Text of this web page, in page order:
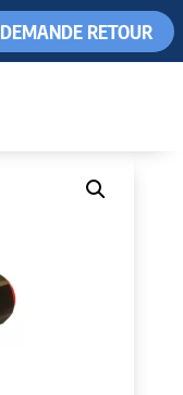
DEMANDE RETOUR